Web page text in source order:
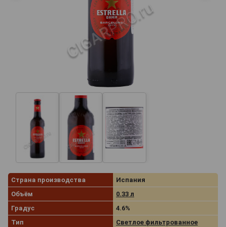
Страна производства
Испания
Объём
0.33 л
Градус
4.6%
Тип
Светлое фильтрованное